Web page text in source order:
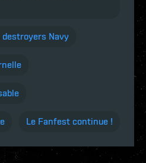
destroyers Navy
Le Fanfest continue !